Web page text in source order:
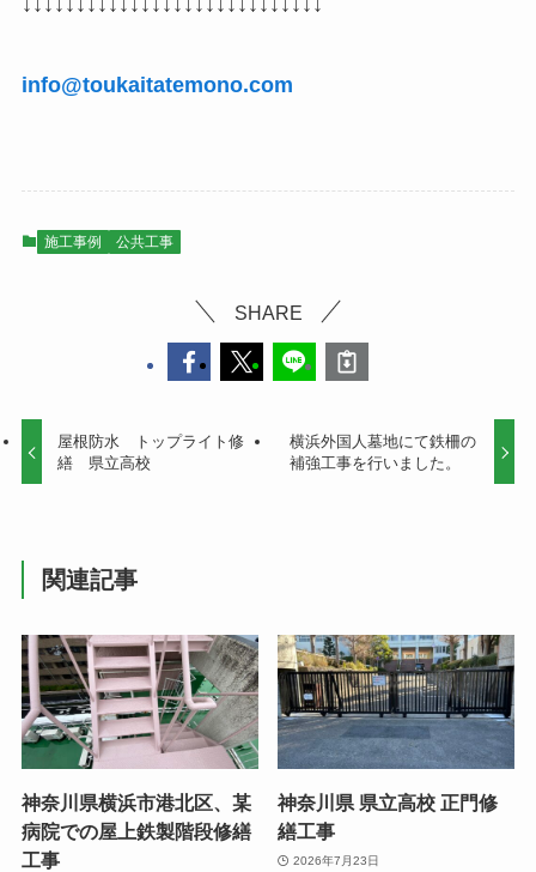
info@toukaitatemono.com
施工事例 公共工事
SHARE
屋根防水 トップライト修
繕 県立高校
横浜外国人墓地にて鉄柵の
補強工事を行いました。
関連記事
神奈川県横浜市港北区、某
病院での屋上鉄製階段修繕
工事
神奈川県 県立高校 正門修
繕工事
2026年7月23日